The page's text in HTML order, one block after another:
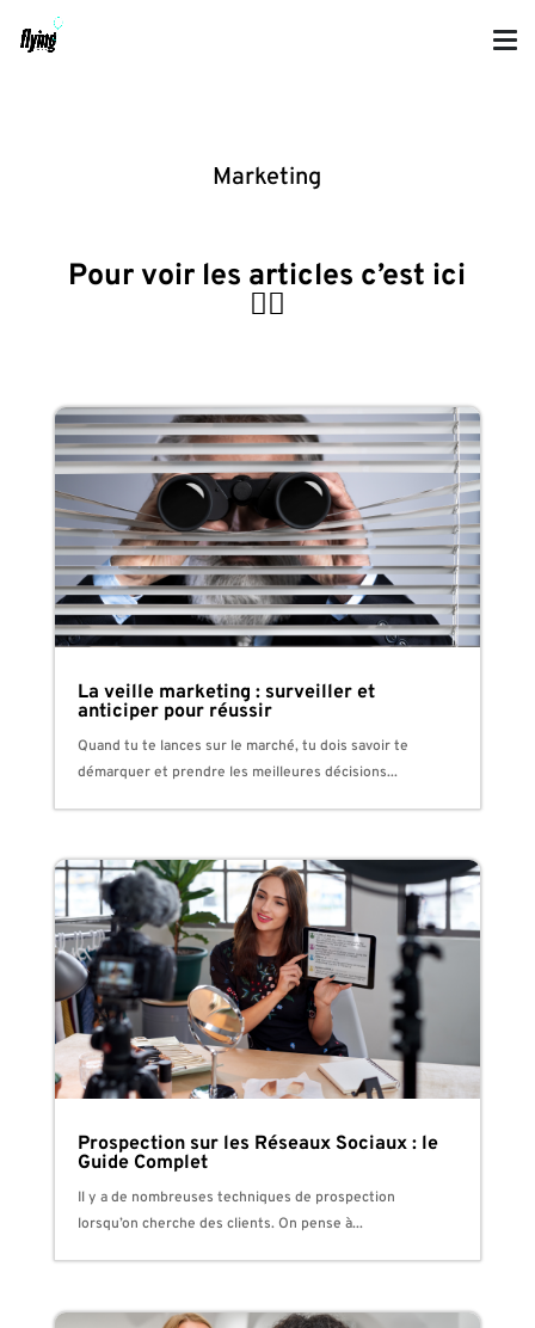
Marketing
Pour voir les articles c’est ici
👇🏼
La veille marketing : surveiller et
anticiper pour réussir
Quand tu te lances sur le marché, tu dois savoir te
démarquer et prendre les meilleures décisions...
Prospection sur les Réseaux Sociaux : le
Guide Complet
Il y a de nombreuses techniques de prospection
lorsqu’on cherche des clients. On pense à...